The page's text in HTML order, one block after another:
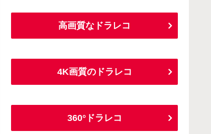
高画質なドラレコ
4K画質のドラレコ
360°ドラレコ